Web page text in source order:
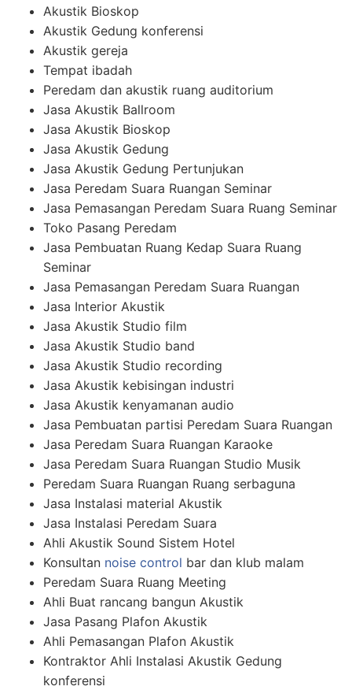
Akustik Bioskop
Akustik Gedung konferensi
Akustik gereja
Tempat ibadah
Peredam dan akustik ruang auditorium
Jasa Akustik Ballroom
Jasa Akustik Bioskop
Jasa Akustik Gedung
Jasa Akustik Gedung Pertunjukan
Jasa Peredam Suara Ruangan Seminar
Jasa Pemasangan Peredam Suara Ruang Seminar
Toko Pasang Peredam
Jasa Pembuatan Ruang Kedap Suara Ruang
Seminar
Jasa Pemasangan Peredam Suara Ruangan
Jasa Interior Akustik
Jasa Akustik Studio film
Jasa Akustik Studio band
Jasa Akustik Studio recording
Jasa Akustik kebisingan industri
Jasa Akustik kenyamanan audio
Jasa Pembuatan partisi Peredam Suara Ruangan
Jasa Peredam Suara Ruangan Karaoke
Jasa Peredam Suara Ruangan Studio Musik
Peredam Suara Ruangan Ruang serbaguna
Jasa Instalasi material Akustik
Jasa Instalasi Peredam Suara
Ahli Akustik Sound Sistem Hotel
Konsultan noise control bar dan klub malam
Peredam Suara Ruang Meeting
Ahli Buat rancang bangun Akustik
Jasa Pasang Plafon Akustik
Ahli Pemasangan Plafon Akustik
Kontraktor Ahli Instalasi Akustik Gedung
konferensi